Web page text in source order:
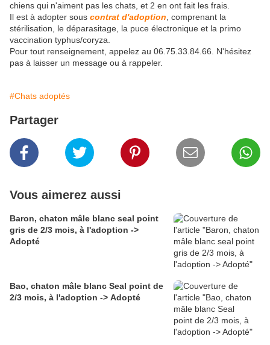
chiens qui n'aiment pas les chats, et 2 en ont fait les frais.
Il est à adopter sous contrat d'adoption , comprenant la
stérilisation, le déparasitage, la puce électronique et la primo
vaccination typhus/coryza.
Pour tout renseignement, appelez au 06.75.33.84.66. N'hésitez
pas à laisser un message ou à rappeler.
#Chats adoptés
Partager
Vous aimerez aussi
Baron, chaton mâle blanc seal point
gris de 2/3 mois, à l'adoption ->
Adopté
Bao, chaton mâle blanc Seal point de
2/3 mois, à l'adoption -> Adopté